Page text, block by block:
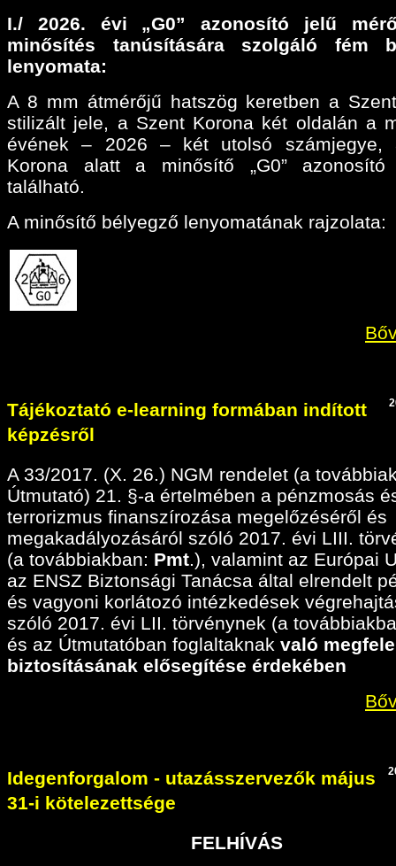
I./ 2026. évi „G0” azonosító jelű
minősítés tanúsítására szolgáló fém
lenyomata:
A 8 mm átmérőjű hatszög keretben a
stilizált jele, a Szent Korona két oldalán a
évének – 2026 – két utolsó számjegye,
Korona alatt a minősítő „G0” azonosító
található.
A minősítő bélyegző lenyomatának rajzolata:
Tájékoztató e-learning formában indított
képzésről
A 33/2017. (X. 26.) NGM rendelet (a
Útmutató) 21. §-a értelmében a pénzmosás
terrorizmus finanszírozása megelőzéséről és
megakadályozásáról szóló 2017. évi LIII.
(a továbbiakban: Pmt.), valamint az Európai
az ENSZ Biztonsági Tanácsa által elrendelt
és vagyoni korlátozó intézkedések
szóló 2017. évi LII. törvénynek (a
és az Útmutatóban foglaltaknak való
biztosításának elősegítése érdekében
Idegenforgalom - utazásszervezők május
31-i kötelezettsége
FELHÍVÁS